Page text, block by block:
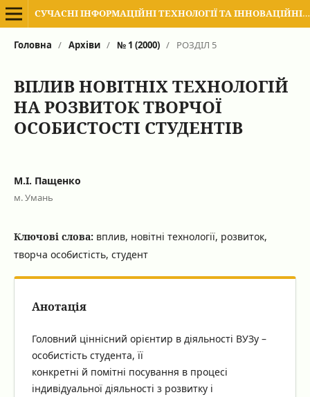
СУЧАСНІ ІНФОРМАЦІЙНІ ТЕХНОЛОГІЇ ТА ІННОВАЦІЙНІ МЕТОДИКИ НАВЧАННЯ В ПІДГОТОВЦІ ФАХІВЦІВ: МЕТОДОЛОГІЯ, ТЕОРІЯ, ДОСВІД, ПРОБЛЕМИ
Головна / Архіви / № 1 (2000) / РОЗДІЛ 5
ВПЛИВ НОВІТНІХ ТЕХНОЛОГІЙ
НА РОЗВИТОК ТВОРЧОЇ
ОСОБИСТОСТІ СТУДЕНТІВ
М.І. Пащенко
м. Умань
Ключові слова: вплив, новітні технології, розвиток,
творча особистість, студент
Анотація
Головний ціннісний орієнтир в діяльності ВУЗу –
особистість студента, її
конкретні й помітні посування в процесі
індивідуальної діяльності з розвитку і